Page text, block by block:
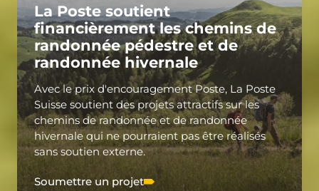
La Poste soutient
financièrement les chemins de
randonnée pédestre et de
randonnée hivernale
Avec le prix d'encouragement Poste, La Poste
Suisse soutient des projets attractifs sur les
chemins de randonnée et de randonnée
hivernale qui ne pourraient pas être réalisés
sans soutien externe.
Soumettre un projet